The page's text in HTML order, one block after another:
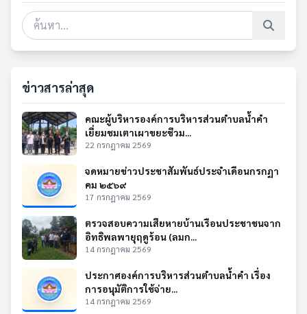
ข่าวสารล่าสุด
คณะผู้บริหารองค์การบริหารส่วนตำบลน้ำคำ
เยี่ยมชมเตาเผาขยะชีวม...
22 กรกฎาคม 2569
จดหมายข่าวประชาสัมพันธ์ประจำเดือนกรกฏา
คม ๒๕๖๙
17 กรกฎาคม 2569
ตรวจสอบความเสียหายบ้านเรือนประชาชนจาก
อิทธิพลพายุฤดูร้อน (ลมก...
14 กรกฎาคม 2569
ประกาศองค์การบริหารส่วนตำบลน้ำคำ เรื่อง
การอนุมัติการใช้จ่าย...
14 กรกฎาคม 2569